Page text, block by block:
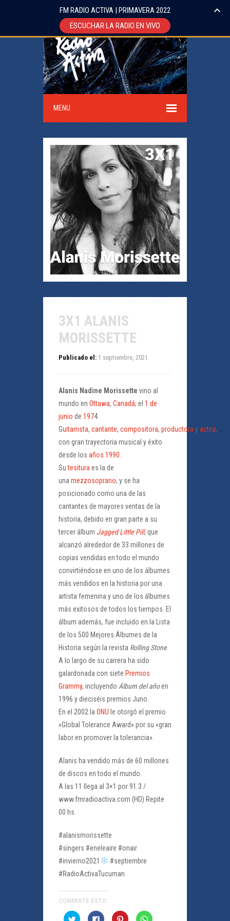
MENU
3X1 ALANIS
MORISSETTE
Publicado el: 1 septiembre, 2021
Alanis Nadine Morissette vino al
mundo en Ottawa, Canadá; el 1 de
junio de 1974.
Guitarrista, cantante, compositora, productora yactriz,
con gran trayectoria musical y éxito
desde los años 1990
Sutesitura es la de
una mezzosoprano, y se ha
posicionado como una de las
cantantes de mayores ventas de la
historia, debido en gran parte a su
tercer álbum Jagged Little Pill, que
alcanzó alrededor de 33 millones de
copias vendidas en todo el mundo
convirtiéndose en uno de los álbumes
más vendidos en la historia por una
artista femenina y uno de los álbumes
más exitosos de todos los tiempos. El
álbum además, fue incluido en la Lista
de los 500 Mejores Álbumes de la
Historia según la revista Rolling Stone.
A lo largo de su carrera ha sido
galardonada con siete Premios
Grammy, incluyendo Álbum del añoen
1996 y dieciséis premios Juno.
En el 2002 la ONU le otorgó el premio
«Global Tolerance Award» por su «gran
labor en promover la tolerancia».
Alanis ha vendido más de 60 millones
de discos en todo el mundo.
A las 11 llega al 3×1 por 91.3 /
www.fmradioactiva.com (HD) Repite
00 hs.
#alanismorissette
#singers #eneleaire #onair
#invierno2021
#septiembre
#RadioActivaTucuman
COMPARTE ESTO:
Haz Haz Haz Haz
FM RADIO ACTIVA | PRIMAVERA 2022
ESCUCHAR LA RADIO EN VIVO